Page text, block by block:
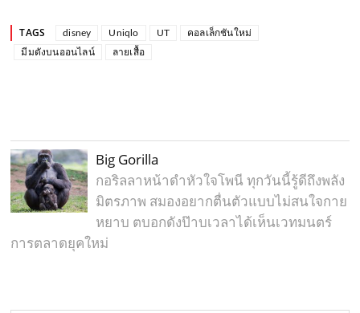
TAGS disney Uniqlo UT
คอลเล็กชันใหม่
มีมดังบนออนไลน์
ลายเสื้อ
Big Gorilla
กอริลลาหน้าดำหัวใจโพนี ทุกวันนี้รู้ดีถึงพลัง
มิตรภาพ สมองอยากตื่นตัวแบบไม่สนใจกาย
หยาบ ตบอกดังป๊าบเวลาได้เห็นเวทมนตร์
การตลาดยุคใหม่